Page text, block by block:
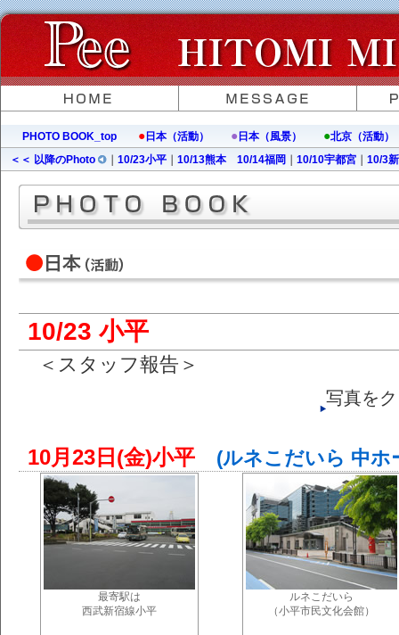
PHOTO BOOK_top ● 日本（活動） ● 日本（風景） ●北京（活動）
＜＜ 以降のPhoto
10/23小平 10/13熊本 10/14福岡 10/10宇都宮 10/3
10/23 小平
＜スタッフ報告＞
写真を
10月23日(金)小平 (ルネこだいら 中ホ
最寄駅は
西武新宿線小平
ルネこだいら
（小平市民文化会館）